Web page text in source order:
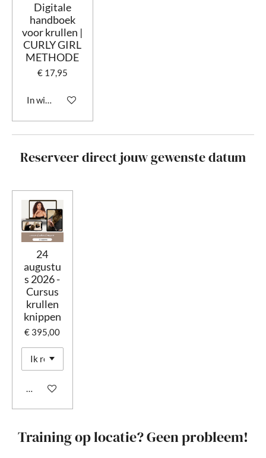
Digitale
handboek
voor krullen |
CURLY GIRL
METHODE
€ 17,95
In winkelwagen
Reserveer direct jouw gewenste datum
24
augustu
s 2026 -
Cursus
krullen
knippen
€ 395,00
In winkelwagen
Training op locatie? Geen probleem!